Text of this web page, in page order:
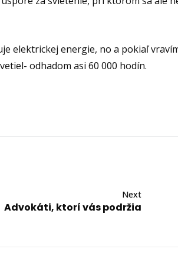
elektrickej energie, no a pokiaľ
odhadom asi 60 000 hodín.
Next
Advokáti, ktorí vás podržia